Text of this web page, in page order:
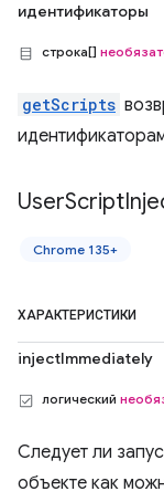
идентификаторы
строка[]
getScripts
UserScript
Chrome 135+
ХАРАКТЕРИСТИКИ
injectImmediately
логический
Следует ли
объекте как